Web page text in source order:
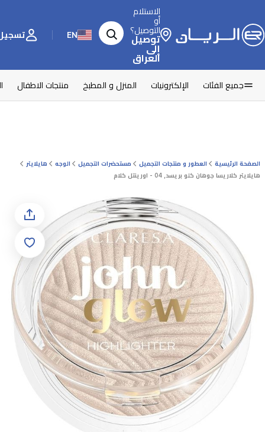
الاستلام
أو
التوصيل؟
توصيل
إلى
العراق
EN تسجيل
جميع الفئات الإلكترونيات المنزل و المطبخ منتجات الاطفال
الصفحة الرئيسية العطور و منتجات التجميل مستحضرات التجميل الوجه
هايلايتر
هايلايتر كلاريسا جوهان كلو بريسد, 04 - اورينتل كلام